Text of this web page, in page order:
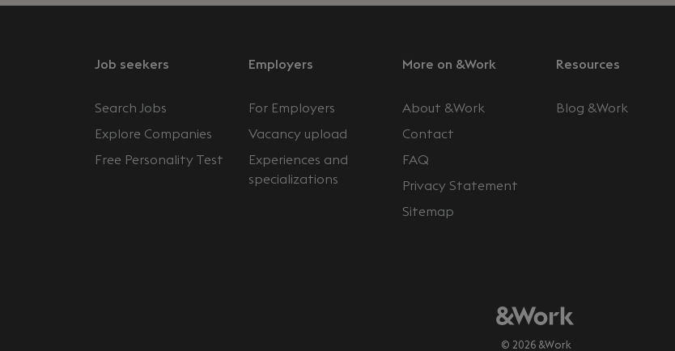
Job seekers
Search Jobs
Explore Companies
Free Personality Test
Employers
For Employers
Vacancy upload
Experiences and
specializations
More on &Work
About &Work
Contact
FAQ
Privacy Statement
Sitemap
Resources
Blog &Work
© 2026 &Work